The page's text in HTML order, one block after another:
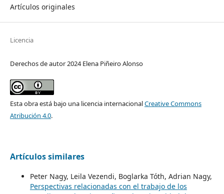
Artículos originales
Licencia
Derechos de autor 2024 Elena Piñeiro Alonso
Esta obra está bajo una licencia internacionalCreative Commons
Atribución 4.0.
Artículos similares
Peter Nagy, Leila Vezendi, Boglarka Tóth, Adrian Nagy,
Perspectivas relacionadas con el trabajo de los